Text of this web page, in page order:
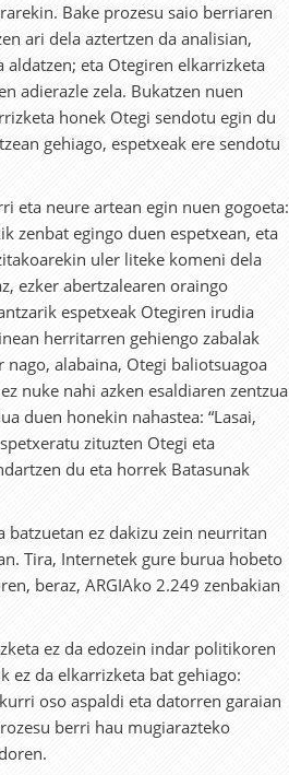
Bake prozesu saio berriaren
ari dela aztertzen da analisian,
aldatzen; eta Otegiren elkarrizketa
adierazle zela. Bukatzen nuen
honek Otegi sendotu egin du
gehiago, espetxeak ere sendotu
eta neure artean egin nuen gogoeta:
zenbat egingo duen espetxean, eta
uler liteke komeni dela
ezker abertzalearen oraingo
espetxeak Otegiren irudia
herritarren gehiengo zabalak
alabaina, Otegi baliotsuagoa
nuke nahi azken esaldiaren zentzua
duen honekin nahastea: “Lasai,
zituzten Otegi eta
du eta horrek Batasunak
ez dakizu zein neurritan
Tira, Internetek gure burua hobeto
beraz, ARGIAko 2.249 zenbakian
ez da edozein indar politikoren
ez da elkarrizketa bat gehiago:
oso aspaldi eta datorren garaian
berri hau mugiarazteko